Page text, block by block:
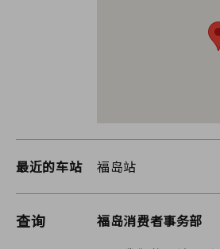
最近的车站 福岛站
查询
福岛消费者事务部